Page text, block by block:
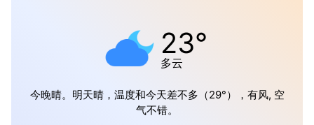
23°
多云
今晚晴。明天晴，温度和今天差不多（29°），有风, 空
气不错。